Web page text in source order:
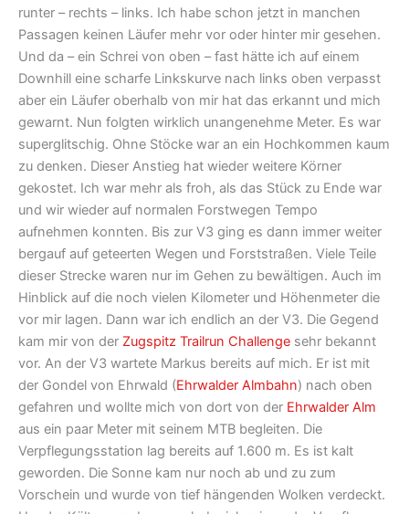
runter – rechts – links. Ich habe schon jetzt in manchen
Passagen keinen Läufer mehr vor oder hinter mir gesehen.
Und da – ein Schrei von oben – fast hätte ich auf einem
Downhill eine scharfe Linkskurve nach links oben verpasst
aber ein Läufer oberhalb von mir hat das erkannt und mich
gewarnt. Nun folgten wirklich unangenehme Meter. Es war
superglitschig. Ohne Stöcke war an ein Hochkommen kaum
zu denken. Dieser Anstieg hat wieder weitere Körner
gekostet. Ich war mehr als froh, als das Stück zu Ende war
und wir wieder auf normalen Forstwegen Tempo
aufnehmen konnten. Bis zur V3 ging es dann immer weiter
bergauf auf geteerten Wegen und Forststraßen. Viele Teile
dieser Strecke waren nur im Gehen zu bewältigen. Auch im
Hinblick auf die noch vielen Kilometer und Höhenmeter die
vor mir lagen. Dann war ich endlich an der V3. Die Gegend
kam mir von der Zugspitz Trailrun Challenge sehr bekannt
vor. An der V3 wartete Markus bereits auf mich. Er ist mit
der Gondel von Ehrwald (Ehrwalder Almbahn) nach oben
gefahren und wollte mich von dort von der Ehrwalder Alm
aus ein paar Meter mit seinem MTB begleiten. Die
Verpflegungsstation lag bereits auf 1.600 m. Es ist kalt
geworden. Die Sonne kam nur noch ab und zu zum
Vorschein und wurde von tief hängenden Wolken verdeckt.